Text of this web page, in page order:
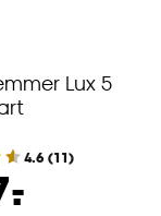
Lux 5
4.6 (11)
-